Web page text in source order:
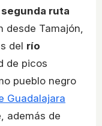
ruta
Tamajón,
del río
de picos
pueblo negro
Guadalajara
además de